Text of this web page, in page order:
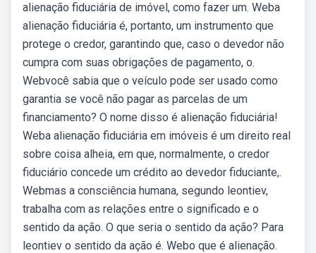
alienação fiduciária de imóvel, como fazer um. Weba
alienação fiduciária é, portanto, um instrumento que
protege o credor, garantindo que, caso o devedor não
cumpra com suas obrigações de pagamento, o.
Webvocê sabia que o veículo pode ser usado como
garantia se você não pagar as parcelas de um
financiamento? O nome disso é alienação fiduciária!
Weba alienação fiduciária em imóveis é um direito real
sobre coisa alheia, em que, normalmente, o credor
fiduciário concede um crédito ao devedor fiduciante,.
Webmas a consciência humana, segundo leontiev,
trabalha com as relações entre o significado e o
sentido da ação. O que seria o sentido da ação? Para
leontiev o sentido da ação é. Webo que é alienação.